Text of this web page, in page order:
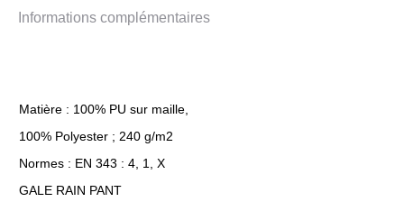
Informations complémentaires
Matière : 100% PU sur maille,
100% Polyester ; 240 g/m2
Normes : EN 343 : 4, 1, X
GALE RAIN PANT